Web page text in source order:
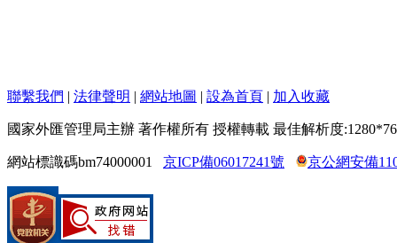
聯繫我們 | 法律聲明 | 網站地圖 | 設為首頁 | 加入收藏
國家外匯管理局主辦 著作權所有 授權轉載 最佳解析度
網站標識碼bm74000001 京ICP備06017241號 京公網安備